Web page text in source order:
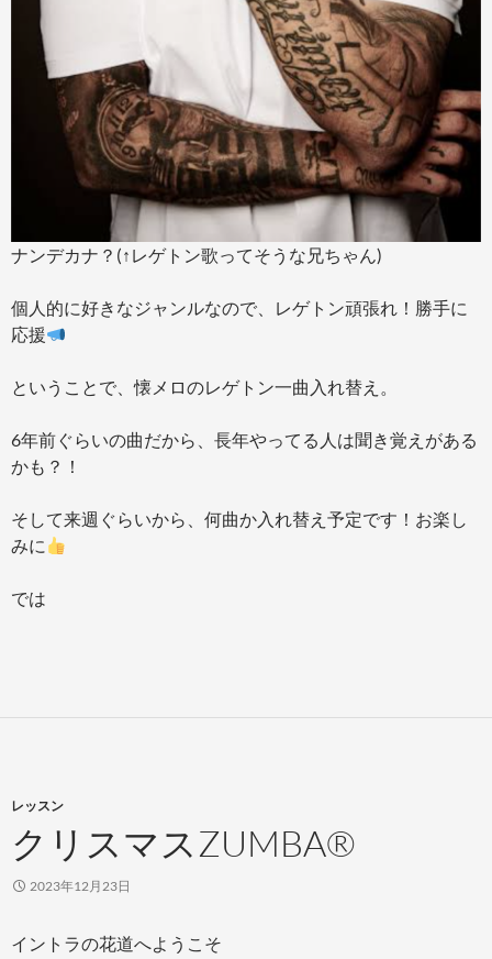
ナンデカナ？(↑レゲトン歌ってそうな兄ちゃん)
個人的に好きなジャンルなので、レゲトン頑張れ！勝手に
応援
ということで、懐メロのレゲトン一曲入れ替え。
6年前ぐらいの曲だから、長年やってる人は聞き覚えがある
かも？！
そして来週ぐらいから、何曲か入れ替え予定です！お楽し
みに
では
レッスン
クリスマスZUMBA®
2023年12月23日
イントラの花道へようこそ